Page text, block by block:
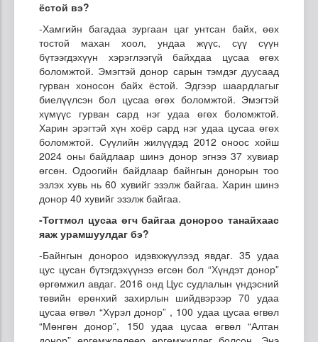
ёстой вэ?
-Хамгийн багадаа зургаан цаг унтсан байх, өөх
тостой махан хоол, ундаа жүүс, сүү сүүн
бүтээгдэхүүн хэрэглээгүй байхдаа цусаа өгөх
боломжтой. Эмэгтэй донор сарын тэмдэг дуусаад
гурван хоносон байх ёстой. Эдгээр шаардлагыг
биелүүлсэн бол цусаа өгөх боломжтой. Эмэгтэй
хүмүүс гурван сард нэг удаа өгөх боломжтой.
Харин эрэгтэй хүн хоёр сард нэг удаа цусаа өгөх
боломжтой. Сүүлийн жилүүдэд 2012 оноос хойш
2024 оны байдлаар шинэ донор эгнээ 37 хувиар
өгсөн. Одоогийн байдлаар байнгын донорын тоо
эзлэх хувь нь 60 хувийг эзэлж байгаа. Харин шинэ
донор 40 хувийг эзэлж байгаа.
-Тогтмол цусаа өгч байгаа донороо танайхаас
яаж урамшуулдаг бэ?
-Байнгын донороо идэвхжүүлээд явдаг. 35 удаа
цус цусан бүтэгдэхүүнээ өгсөн бол “Хүндэт донор”
өргөмжил авдаг. 2016 онд Цус судлалын үндэсний
төвийн ерөнхий захирлын шийдвэрээр 70 удаа
цусаа өгвөл “Хүрэл донор” , 100 удаа цусаа өгвөл
“Мөнгөн донор”, 150 удаа цусаа өгвөл “Алтан